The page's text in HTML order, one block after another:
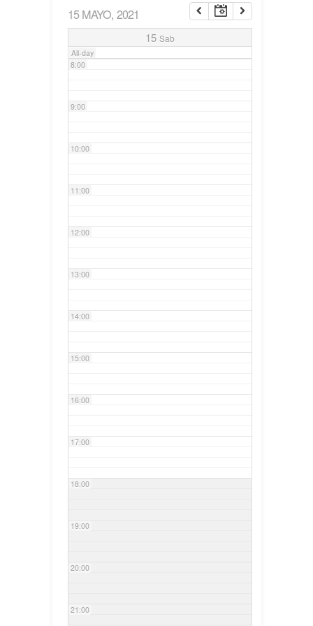
15 MAYO, 2021
15 Sab
All-day
7:00
8:00
9:00
10:00
11:00
12:00
13:00
14:00
15:00
16:00
17:00
18:00
19:00
20:00
21:00